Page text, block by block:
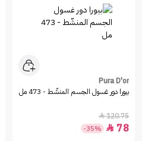
Pura D'or
بيورا دور غسول الجسم المنشّط - 473 مل
120.75

78

-35%